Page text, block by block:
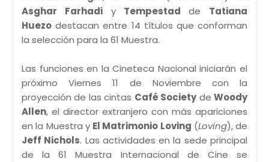
Asghar Farhadiy Tempestadde Tatiana
Huezo destacan entre 14 títulos que conforman
la selección para la 61 Muestra.
Las funciones en la Cineteca Nacional iniciarán el
próximo Viernes 11 de Noviembre con la
proyección de las cintas Café SocietydeWoody
Allen, el director extranjero con más apariciones
en la Muestra y El Matrimonio Loving (Loving), de
Jeff Nichols. Las actividades en la sede principal
de la 61 Muestra Internacional de Cine se